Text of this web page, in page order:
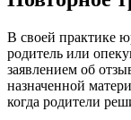
В своей практике
родитель или
заявлением об
назначенной
когда родители